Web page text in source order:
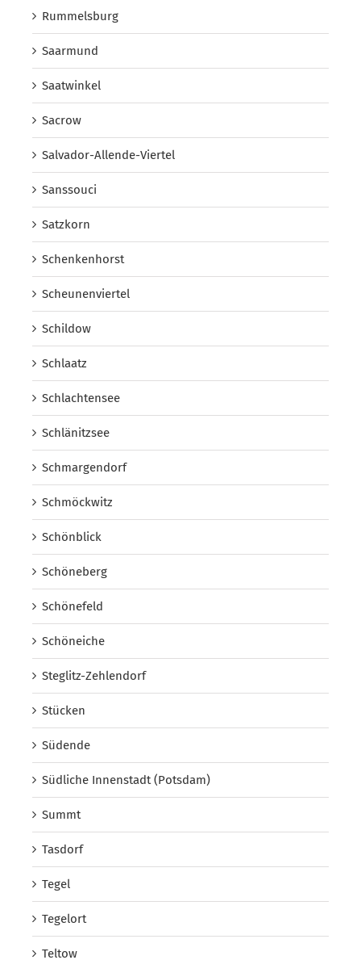
Rummelsburg
Saarmund
Saatwinkel
Sacrow
Salvador-Allende-Viertel
Sanssouci
Satzkorn
Schenkenhorst
Scheunenviertel
Schildow
Schlaatz
Schlachtensee
Schlänitzsee
Schmargendorf
Schmöckwitz
Schönblick
Schöneberg
Schönefeld
Schöneiche
Steglitz-Zehlendorf
Stücken
Südende
Südliche Innenstadt (Potsdam)
Summt
Tasdorf
Tegel
Tegelort
Teltow